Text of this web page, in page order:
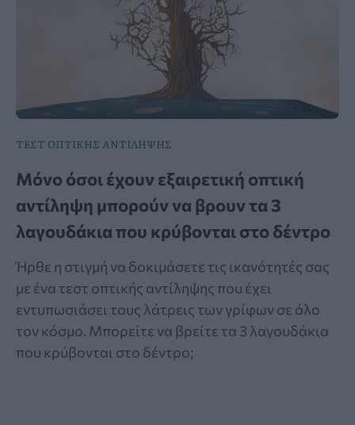
ΤΕΣΤ ΟΠΤΙΚΗΣ ΑΝΤΙΛΗΨΗΣ
Μόνο όσοι έχουν εξαιρετική οπτική
αντίληψη μπορούν να βρουν τα 3
λαγουδάκια που κρύβονται στο δέντρο
Ήρθε η στιγμή να δοκιμάσετε τις ικανότητές σας
με ένα τεστ οπτικής αντίληψης που έχει
εντυπωσιάσει τους λάτρεις των γρίφων σε όλο
τον κόσμο. Μπορείτε να βρείτε τα 3 λαγουδάκια
που κρύβονται στο δέντρο;